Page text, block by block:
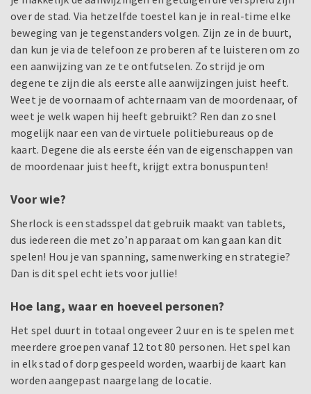
over de stad. Via hetzelfde toestel kan je in real-time elke
beweging van je tegenstanders volgen. Zijn ze in de buurt,
dan kun je via de telefoon ze proberen af te luisteren om zo
een aanwijzing van ze te ontfutselen. Zo strijd je om
degene te zijn die als eerste alle aanwijzingen juist heeft.
Weet je de voornaam of achternaam van de moordenaar, of
weet je welk wapen hij heeft gebruikt? Ren dan zo snel
mogelijk naar een van de virtuele politiebureaus op de
kaart. Degene die als eerste één van de eigenschappen van
de moordenaar juist heeft, krijgt extra bonuspunten!
Voor wie?
Sherlock is een stadsspel dat gebruik maakt van tablets,
dus iedereen die met zo’n apparaat om kan gaan kan dit
spelen! Hou je van spanning, samenwerking en strategie?
Dan is dit spel echt iets voor jullie!
Hoe lang, waar en hoeveel personen?
Het spel duurt in totaal ongeveer 2 uur en is te spelen met
meerdere groepen vanaf 12 tot 80 personen. Het spel kan
in elk stad of dorp gespeeld worden, waarbij de kaart kan
worden aangepast naargelang de locatie.